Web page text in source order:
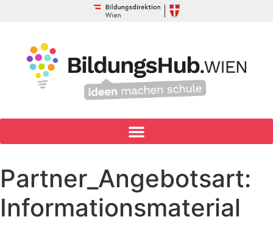
Partner_Angebotsart:
Informationsmaterial